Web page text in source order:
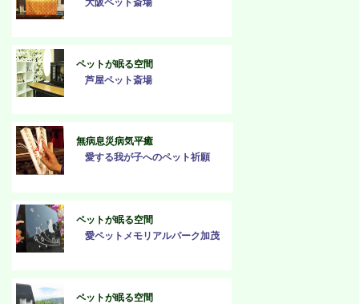
ペットが眠る空間
芦屋ペット斎場
無病息災病気平癒
愛する我が子へのペット祈願
ペットが眠る空間
愛ペットメモリアルパーク加茂
ペットが眠る空間